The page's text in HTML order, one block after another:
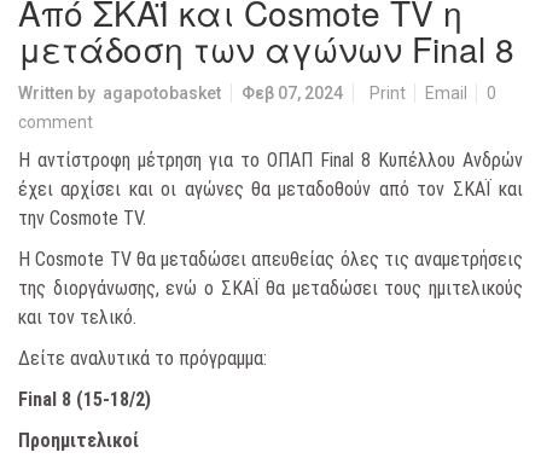
Από ΣΚΑΪ και Cosmote TV η
μετάδοση των αγώνων Final 8
Written by agapotobasket Φεβ 07, 2024 Print Email
0
comment
Η αντίστροφη μέτρηση για το ΟΠΑΠ Final 8 Κυπέλλου Ανδρών
έχει αρχίσει και οι αγώνες θα μεταδοθούν από τον ΣΚΑΪ και
την Cosmote TV.
Η Cosmote TV θα μεταδώσει απευθείας όλες τις αναμετρήσεις
της διοργάνωσης, ενώ ο ΣΚΑΪ θα μεταδώσει τους ημιτελικούς
και τον τελικό.
Δείτε αναλυτικά το πρόγραμμα:
Final 8 (15-18/2)
Προημιτελικοί